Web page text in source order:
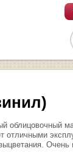
облицовочный
отличными
Очень